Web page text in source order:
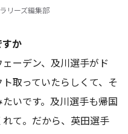
リーズ編集部
すか
ーデン、及川選手がド
取っていたらしくて、そ
いです。及川選手も帰国
て。だから、英田選手